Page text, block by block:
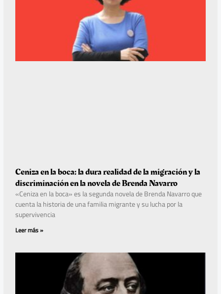
Ceniza en la boca: la dura realidad de la migración y la
discriminación en la novela de Brenda Navarro
«Ceniza en la boca» es la segunda novela de Brenda Navarro que
cuenta la historia de una familia migrante y su lucha por la
supervivencia
Leer más »